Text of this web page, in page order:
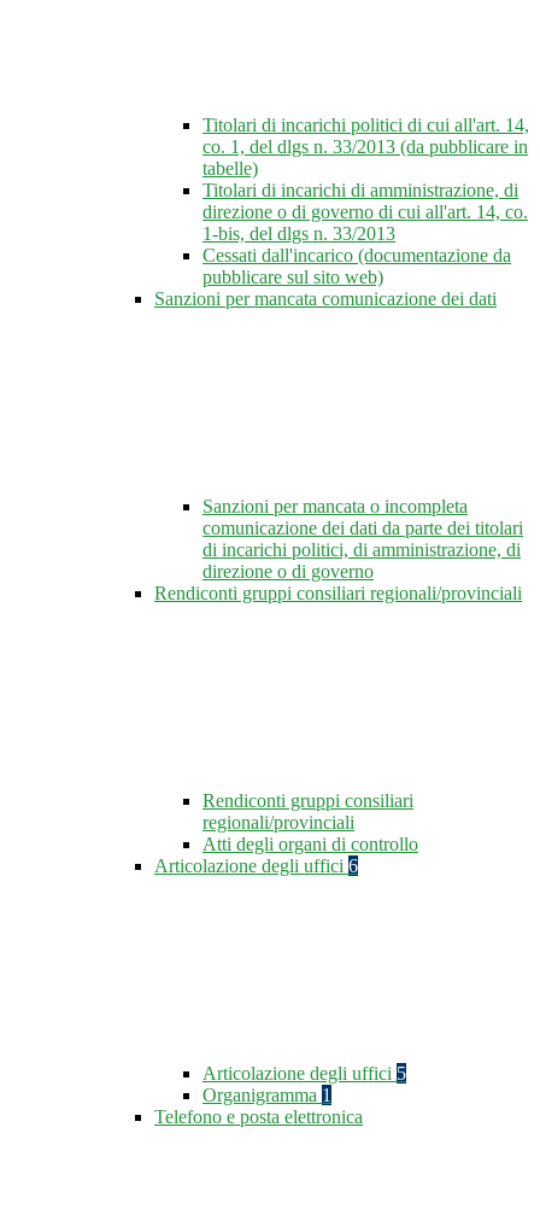
Titolari di incarichi politici di cui all'art. 14,
co. 1, del dlgs n. 33/2013 (da pubblicare in
tabelle)
Titolari di incarichi di amministrazione, di
direzione o di governo di cui all'art. 14, co.
1-bis, del dlgs n. 33/2013
Cessati dall'incarico (documentazione da
pubblicare sul sito web)
Sanzioni per mancata comunicazione dei dati
Sanzioni per mancata o incompleta
comunicazione dei dati da parte dei titolari
di incarichi politici, di amministrazione, di
direzione o di governo
Rendiconti gruppi consiliari regionali/provinciali
Rendiconti gruppi consiliari
regionali/provinciali
Atti degli organi di controllo
Articolazione degli uffici 6
Articolazione degli uffici 5
Organigramma 1
Telefono e posta elettronica